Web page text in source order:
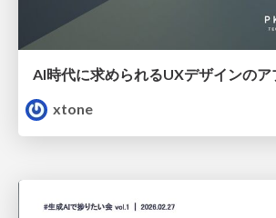
AI時代に求められるUXデザインのア
xtone